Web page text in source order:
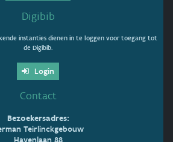
Digibib
instanties dienen in te loggen voor toegang tot
de Digibib.
Login
Contact
Bezoekersadres:
Teirlinckgebouw